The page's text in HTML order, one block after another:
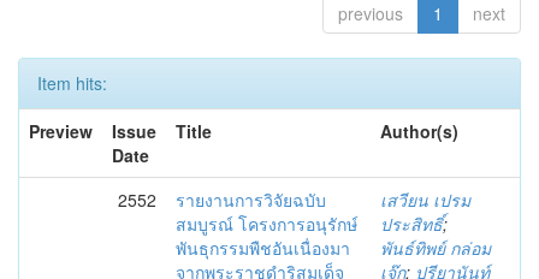
previous 1 next
Item hits:
Preview
Issue
Date
Title Author(s)
2552
รายงานการวิจัยฉบับ
สมบูรณ์ โครงการอนุรักษ์
พันธุกรรมพืชอันเนื่องมา
จากพระราชดำริสมเด็จ
เสวียน เปรม
ประสิทธิ์;
พันธ์ทิพย์ กล่อม
เจ๊ก; ปรียานันท์